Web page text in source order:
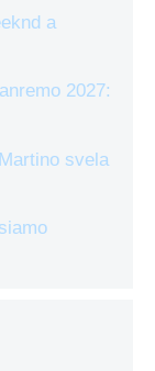
a
2027:
svela